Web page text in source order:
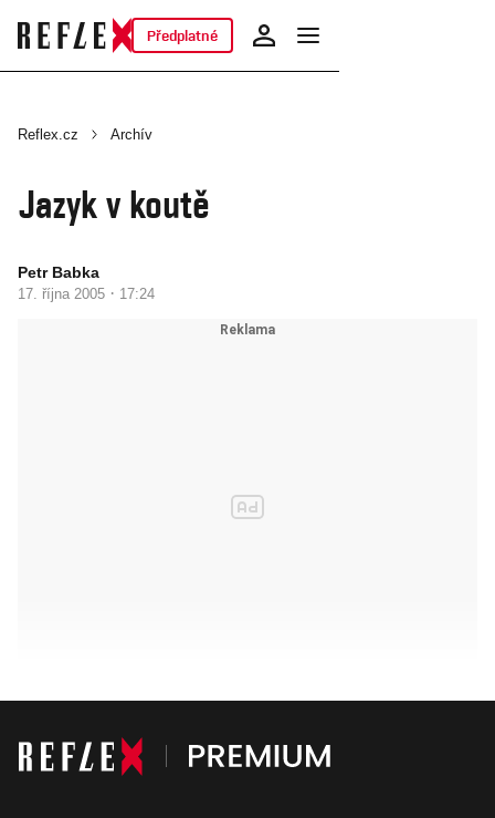
Předplatné
Reflex.cz Archív
Jazyk v koutě
Petr Babka
17. října 2005 · 17:24